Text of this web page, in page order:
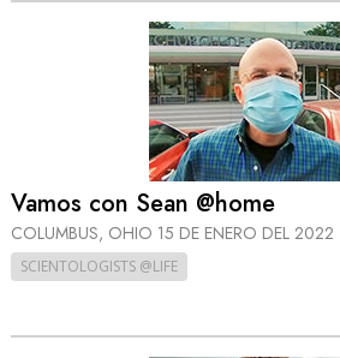
Vamos con Sean @home
COLUMBUS, OHIO 15 DE ENERO DEL 2022
SCIENTOLOGISTS @LIFE